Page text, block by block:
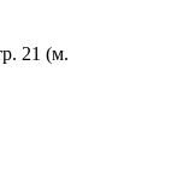
21 (м.